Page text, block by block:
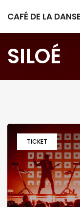
CAFÉ DE LA DANSE
SILOÉ
TICKET